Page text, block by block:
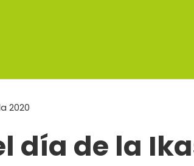
2020
día de la